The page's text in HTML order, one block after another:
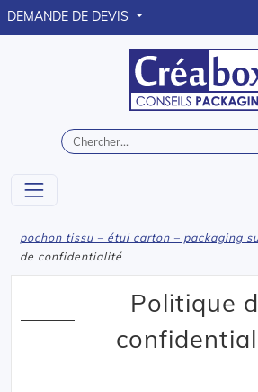
DEMANDE DE DEVIS
pochon tissu – étui carton – packaging
de confidentialité
Politique